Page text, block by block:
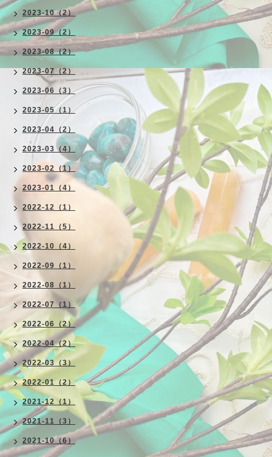
2023-10（2）
2023-09（2）
2023-08（2）
2023-07（2）
2023-06（3）
2023-05（1）
2023-04（2）
2023-03（4）
2023-02（1）
2023-01（4）
2022-12（1）
2022-11（5）
2022-10（4）
2022-09（1）
2022-08（1）
2022-07（1）
2022-06（2）
2022-04（2）
2022-03（3）
2022-01（2）
2021-12（1）
2021-11（3）
2021-10（6）